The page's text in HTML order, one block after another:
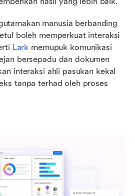
manusia berbanding
boleh memperkuat interaksi
Lark memupuk komunikasi
bersepadu dan dokumen
interaksi ahli pasukan kekal
tanpa terhad oleh proses